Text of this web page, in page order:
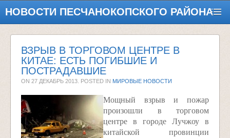
НОВОСТИ ПЕСЧАНОКОПСКОГО РАЙОНА
ВЗРЫВ В ТОРГОВОМ ЦЕНТРЕ В
КИТАЕ: ЕСТЬ ПОГИБШИЕ И
ПОСТРАДАВШИЕ
ON 27 ДЕКАБРЬ 2013 . POSTED IN МИРОВЫЕ НОВОСТИ
Мощный взрыв и пожар
произошли в торговом
центре в городе Лучжоу в
китайской провинции